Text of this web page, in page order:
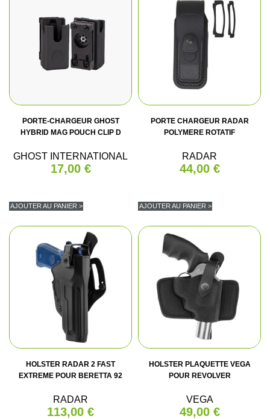
PORTE-CHARGEUR GHOST
HYBRID MAG POUCH CLIP D
GHOST INTERNATIONAL
17,00 €
AJOUTER AU PANIER >
PORTE CHARGEUR RADAR
POLYMERE ROTATIF
RADAR
44,00 €
AJOUTER AU PANIER >
HOLSTER RADAR 2 FAST
EXTREME POUR BERETTA 92
RADAR
113,00 €
HOLSTER PLAQUETTE VEGA
POUR REVOLVER
VEGA
49,00 €